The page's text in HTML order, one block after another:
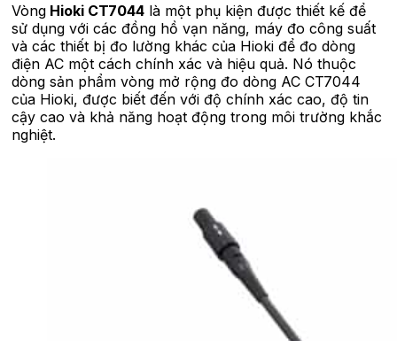
Vòng Hioki CT7044 là một phụ kiện được thiết kế để
sử dụng với các đồng hồ vạn năng, máy đo công suất
và các thiết bị đo lường khác của Hioki để đo dòng
điện AC một cách chính xác và hiệu quả. Nó thuộc
dòng sản phẩm vòng mở rộng đo dòng AC CT7044
của Hioki, được biết đến với độ chính xác cao, độ tin
cậy cao và khả năng hoạt động trong môi trường khắc
nghiệt.